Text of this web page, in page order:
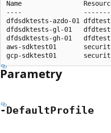
Name
----
dfdsdktests-azdo-01
dfdsdktests-gl-01
dfdsdktests-gh-01
aws-sdktest01
Parametry
-DefaultProfile